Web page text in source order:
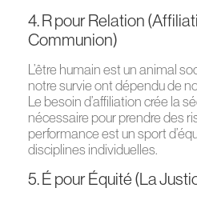
4. R pour Relation
Communion)
L’être humain est un animal
notre survie ont dépendu de
Le besoin d’affiliation crée la
nécessaire pour prendre des
performance est un sport
disciplines individuelles.
5. É pour Équité (La